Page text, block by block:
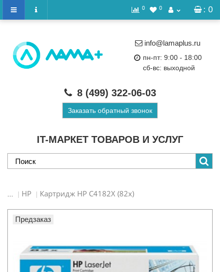
: 0
0 0
IT-МАРКЕТ ТОВАРОВ И УСЛУГ
info@lamaplus.ru
пн-пт: 9:00 - 18:00
сб-вс: выходной
8 (499) 322-06-03
Заказать обратный звонок
... HP Картридж HP C4182X (82x)
Предзаказ